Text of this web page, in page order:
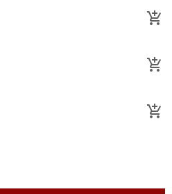
add_shopping_cart
add_shopping_cart
add_shopping_cart